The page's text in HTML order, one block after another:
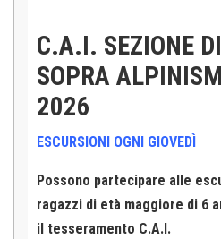
C.A.I. SEZIONE
SOPRA
2026
ESCURSIONI OGNI GIOVEDÌ
Possono partecipare alle
ragazzi di età maggiore di 6
il tesseramento C.A.I.